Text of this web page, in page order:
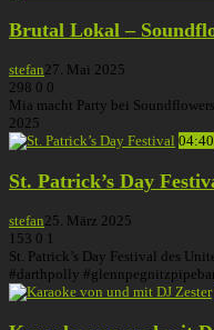
Brutal Lokal –
stefan27. Mai 2025
298 0 0
Mia macht Party bei
2025
04:40
St. Patrick’s Day
stefan25. März 2025
153 0 1
St. Patrick’s Day Festival des
#darthpolly